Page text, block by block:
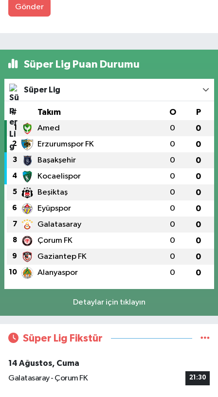
Gönder
Süper Lig Puan Durumu
Süper Lig
# Takım O P
1 Amed 0 0
2 Erzurumspor FK 0 0
3 Başakşehir 0 0
4 Kocaelispor 0 0
5 Beşiktaş 0 0
6 Eyüpspor 0 0
7 Galatasaray 0 0
8 Çorum FK 0 0
9 Gaziantep FK 0 0
10 Alanyaspor 0 0
Detaylar için tıklayın
Süper Lig Fikstür
14 Ağustos, Cuma
Galatasaray - Çorum FK
21:30